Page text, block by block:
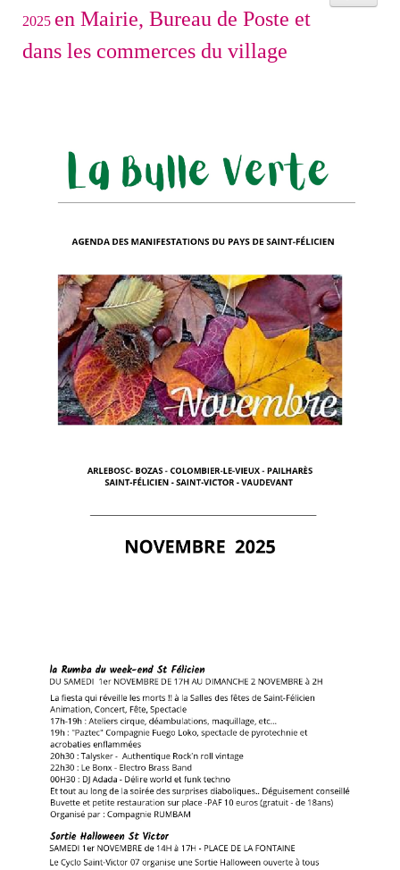
2025 en Mairie, Bureau de Poste et
dans les commerces du village